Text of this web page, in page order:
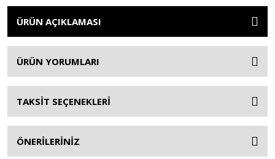
ÜRÜN AÇIKLAMASI
ÜRÜN YORUMLARI
TAKSİT SEÇENEKLERİ
ÖNERİLERİNİZ